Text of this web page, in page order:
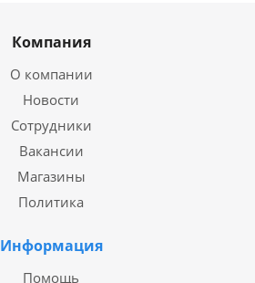
Компания
О компании
Новости
Сотрудники
Вакансии
Магазины
Политика
Информация
Помощь